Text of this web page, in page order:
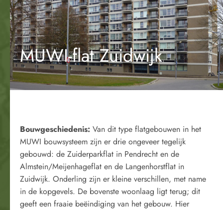
MUWI-flat Zuidwijk
Bouwgeschiedenis: Van dit type flatgebouwen in het
MUWI bouwsysteem zijn er drie ongeveer tegelijk
gebouwd: de Zuiderparkflat in Pendrecht en de
Almstein/Meijenhageflat en de Langenhorstflat in
Zuidwijk. Onderling zijn er kleine verschillen, met name
in de kopgevels. De bovenste woonlaag ligt terug; dit
geeft een fraaie beëindiging van het gebouw. Hier